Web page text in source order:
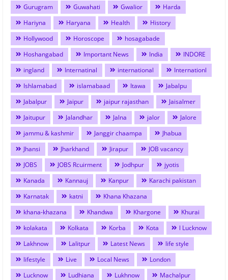
Gurugram
Guwahati Gwalior
Harda
Hariyna
Haryana Health
History
Hollywood
Horoscope
hosagabade
Hoshangabad
Important News India
INDORE
ingland
Internatinal international
Internationl
Ishlamabad
islamabaad Itawa
Jabalpu
Jabalpur
Jaipur jaipur rajasthan
Jaisalmer
Jaitupur
Jalandhar Jalna jalor
Jalore
jammu & kashmir
Janggir chaampa
Jhabua
Jhansi
Jharkhand Jirapur
JOB vacancy
JOBS
JOBS Rcuirment Jodhpur
jyotis
Kanada
Kannauj Kanpur
Karachi pakistan
Karnatak
katni
Khana Khazana
khana-khazana
Khandwa Khargone
Khurai
kolakata
Kolkata Korba Kota
l Lucknow
Lakhnow
Lalitpur Latest News
life style
lifestyle
Live Local News
London
Lucknow
Ludhiana Lukhnow
Machalpur